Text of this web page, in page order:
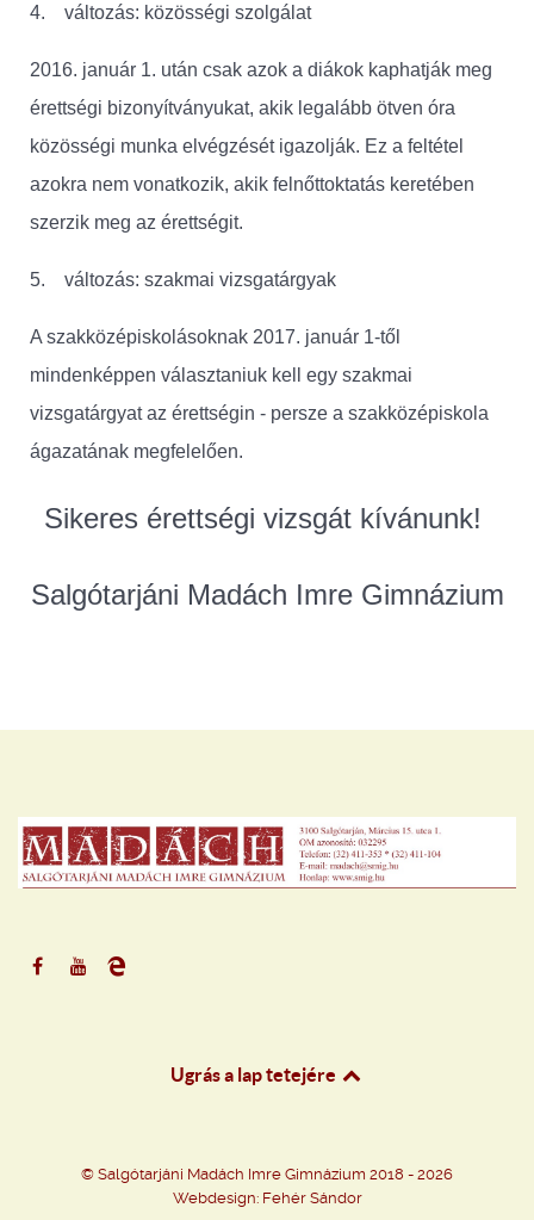
4. változás: közösségi szolgálat
2016. január 1. után csak azok a diákok kaphatják meg
érettségi bizonyítványukat, akik legalább ötven óra
közösségi munka elvégzését igazolják. Ez a feltétel
azokra nem vonatkozik, akik felnőttoktatás keretében
szerzik meg az érettségit.
5. változás: szakmai vizsgatárgyak
A szakközépiskolásoknak 2017. január 1-től
mindenképpen választaniuk kell egy szakmai
vizsgatárgyat az érettségin - persze a szakközépiskola
ágazatának megfelelően.
Sikeres érettségi vizsgát kívánunk!
Salgótarjáni Madách Imre Gimnázium
Ugrás a lap tetejére
© Salgótarjáni Madách Imre Gimnázium 2018 - 2026
Webdesign: Fehér Sándor